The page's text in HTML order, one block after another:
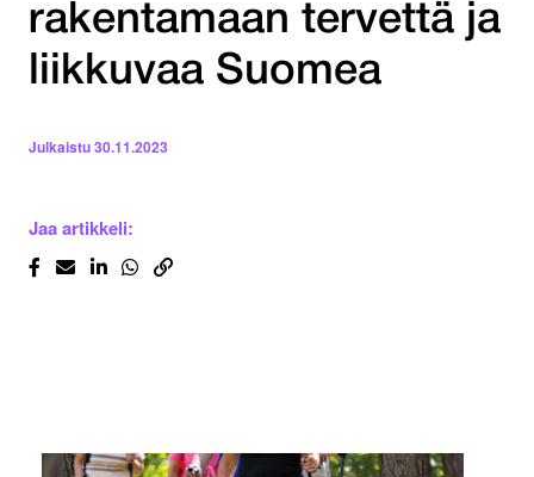
rakentamaan tervettä ja
liikkuvaa Suomea
Julkaistu30.11.2023
Jaa artikkeli: